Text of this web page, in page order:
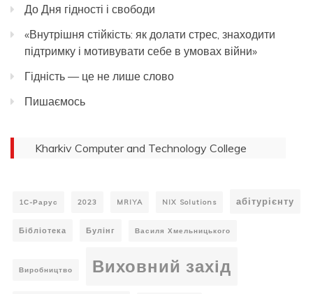
До Дня гідності і свободи
«Внутрішня стійкість: як долати стрес, знаходити
підтримку і мотивувати себе в умовах війни»
Гідність — це не лише слово
Пишаємось
Kharkiv Computer and Technology College
1С-Рарус 2023 MRIYA NIX Solutions абітурієнту
Бібліотека Булінг Василя Хмельницького
Виробництво Виховний захід